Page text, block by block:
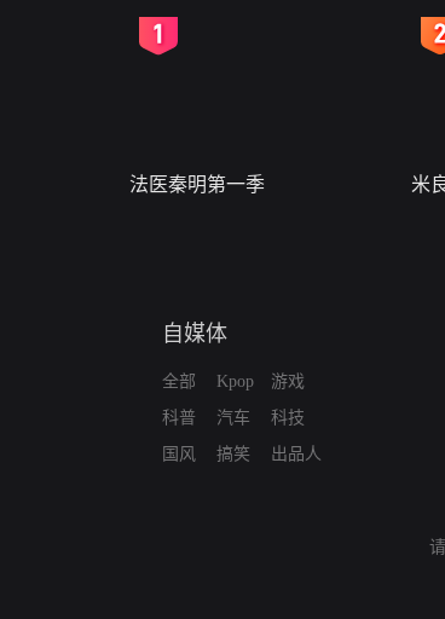
法医秦明第一季 米
自媒体
全部
科普
国风
Kpop
汽车
搞笑
游戏
科技
出品人